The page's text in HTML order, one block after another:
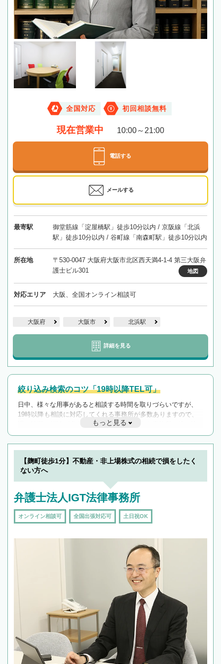
全国対応 初回相談無料
現在営業中 10:00～21:00
電話する
メールする
最寄駅
御堂筋線「淀屋橋駅」徒歩10分以内 / 京阪線「北浜
駅」徒歩10分以内 / 谷町線「南森町駅」徒歩10分以内
所在地
〒530-0047 大阪府大阪市北区西天満4-1-4 第三大阪弁
護士ビル301
地図
対応エリア 大阪、全国オンライン相談可
大阪府 大阪市 北浜駅
詳細を見る
絞り込み検索のコツ「19時以降TEL可」
日中、様々な用事があると相談する時間を取りづらいですが、
19時以降も相談に対応してくれる事務所が多数ありますので、
遅い時間の相談が増えそうな場合はそのような事務所に絞り込
んで検索してみましょう。
19時以降TEL可の条件
を加えて再検索
もっと見る
【麹町徒歩1分】不動産・非上場株式の相続で損をしたく
ない方へ
弁護士法人IGT法律事務所
オンライン相談可 全国出張対応可 土日祝OK